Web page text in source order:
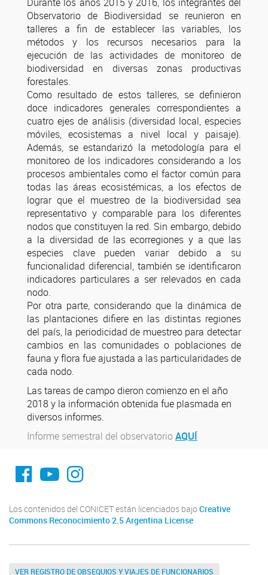
Observatorio de Biodiversidad se reunieron en
talleres a fin de establecer las variables, los
métodos y los recursos necesarios para la
ejecución de las actividades de monitoreo de
biodiversidad en diversas zonas productivas
forestales.
Como resultado de estos talleres, se definieron
doce indicadores generales correspondientes a
cuatro ejes de análisis (diversidad local, especies
móviles, ecosistemas a nivel local y paisaje).
Además, se estandarizó la metodología para el
monitoreo de los indicadores considerando a los
procesos ambientales como el factor común para
todas las áreas ecosistémicas, a los efectos de
lograr que el muestreo de la biodiversidad sea
representativo y comparable para los diferentes
nodos que constituyen la red. Sin embargo, debido
a la diversidad de las ecorregiones y a que las
especies clave pueden variar debido a su
funcionalidad diferencial, también se identificaron
indicadores particulares a ser relevados en cada
nodo.
Por otra parte, considerando que la dinámica de
las plantaciones difiere en las distintas regiones
del país, la periodicidad de muestreo para detectar
cambios en las comunidades o poblaciones de
fauna y flora fue ajustada a las particularidades de
cada nodo.
Las tareas de campo dieron comienzo en el año
2018 y la información obtenida fue plasmada en
diversos informes.
Informe semestral del observatorio AQUÍ
fa-facebook
YouTube
Instagram
Los contenidos del CONICET están licenciados bajo Creative
Commons Reconocimiento 2.5 Argentina License
VER REGISTRO DE OBSEQUIOS Y VIAJES DE FUNCIONARIOS